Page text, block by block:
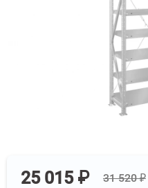
25 015 ₽ 31 520 ₽